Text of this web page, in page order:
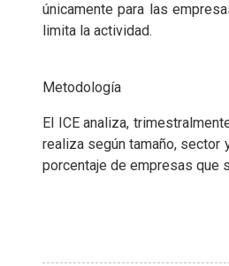
únicamente para las
limita la actividad.
Metodología
El ICE analiza,
realiza según tamaño, sector
porcentaje de empresas que